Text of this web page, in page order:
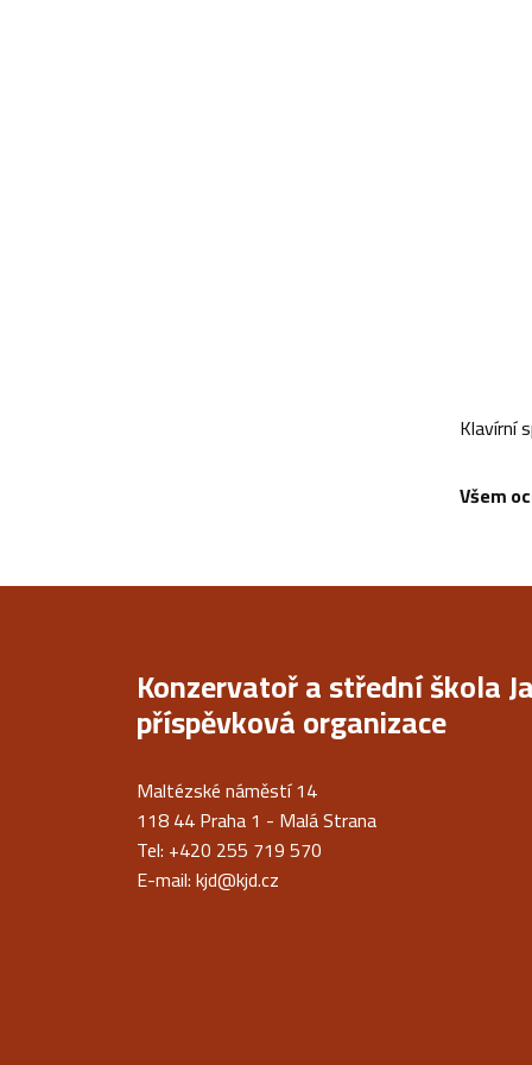
Klavírní
Všem
Konzervatoř a střední škola
příspěvková organizace
Maltézské náměstí 14
118 44 Praha 1 - Malá Strana
Tel: +420 255 719 570
E-mail:kjd@kjd.cz